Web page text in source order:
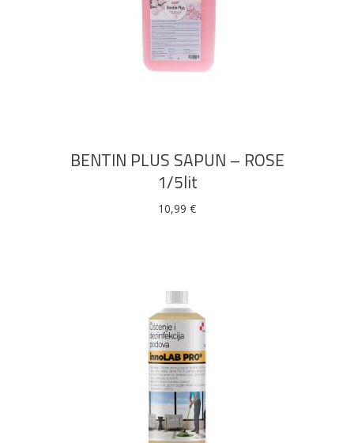
BENTIN PLUS SAPUN – ROSE
1/5lit
10,99 €
DODAJ U KOŠARICU